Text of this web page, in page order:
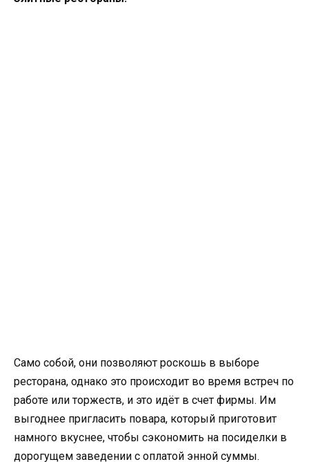
Само собой, они позволяют роскошь в выборе
ресторана, однако это происходит во время встреч по
работе или торжеств, и это идёт в счет фирмы. Им
выгоднее пригласить повара, который приготовит
намного вкуснее, чтобы сэкономить на посиделки в
дорогущем заведении с оплатой энной суммы.